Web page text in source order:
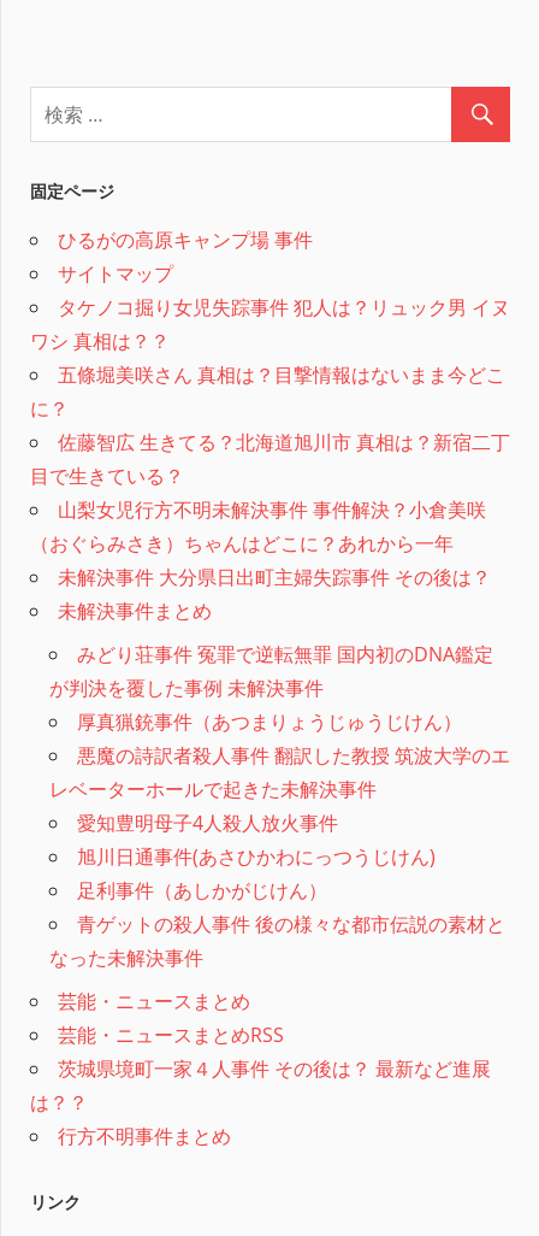
固定ページ
ひるがの高原キャンプ場 事件
サイトマップ
タケノコ掘り女児失踪事件 犯人は？リュック男 イヌ
ワシ 真相は？？
五條堀美咲さん 真相は？目撃情報はないまま今どこ
に？
佐藤智広 生きてる？北海道旭川市 真相は？新宿二丁
目で生きている？
山梨女児行方不明未解決事件 事件解決？小倉美咲
（おぐらみさき）ちゃんはどこに？あれから一年
未解決事件 大分県日出町主婦失踪事件 その後は？
未解決事件まとめ
みどり荘事件 冤罪で逆転無罪 国内初のDNA鑑定
が判決を覆した事例 未解決事件
厚真猟銃事件（あつまりょうじゅうじけん）
悪魔の詩訳者殺人事件 翻訳した教授 筑波大学のエ
レベーターホールで起きた未解決事件
愛知豊明母子4人殺人放火事件
旭川日通事件(あさひかわにっつうじけん)
足利事件（あしかがじけん）
青ゲットの殺人事件 後の様々な都市伝説の素材と
なった未解決事件
芸能・ニュースまとめ
芸能・ニュースまとめRSS
茨城県境町一家４人事件 その後は？ 最新など進展
は？？
行方不明事件まとめ
リンク